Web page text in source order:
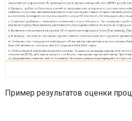
Пример результатов оценки